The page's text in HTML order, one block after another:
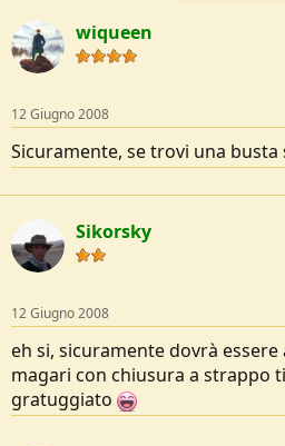
r
e
D
c
u
s
o
n
e
I
n
i
o
wiqueen
12 Giugno 2008
Sicuramente, se trovi una
Sikorsky
12 Giugno 2008
eh si, sicuramente dovrà
magari con chiusura a strappo
gratuggiato